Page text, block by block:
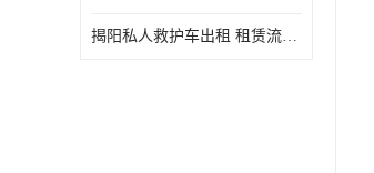
揭阳私人救护车出租 租赁流程简单 长途跨省